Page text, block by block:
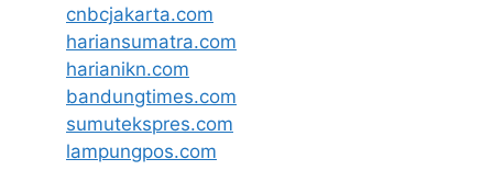
cnbcjakarta.com
hariansumatra.com
harianikn.com
bandungtimes.com
sumutekspres.com
lampungpos.com